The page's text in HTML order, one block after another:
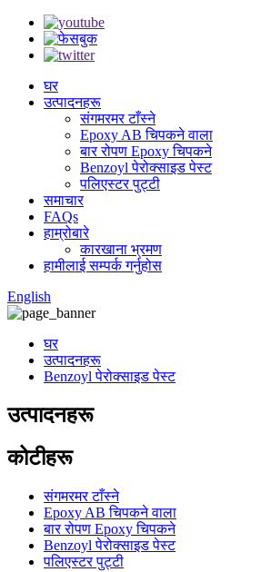
घर
उत्पादनहरू
संगमरमर टाँस्ने
Epoxy AB चिपकने वाला
बार रोपण Epoxy चिपकने
Benzoyl पेरोक्साइड पेस्ट
पलिएस्टर पुट्टी
समाचार
FAQs
हाम्रोबारे
कारखाना भ्रमण
हामीलाई सम्पर्क गर्नुहोस
English
घर
उत्पादनहरू
Benzoyl पेरोक्साइड पेस्ट
उत्पादनहरू
कोटीहरू
संगमरमर टाँस्ने
Epoxy AB चिपकने वाला
बार रोपण Epoxy चिपकने
Benzoyl पेरोक्साइड पेस्ट
पलिएस्टर पुट्टी